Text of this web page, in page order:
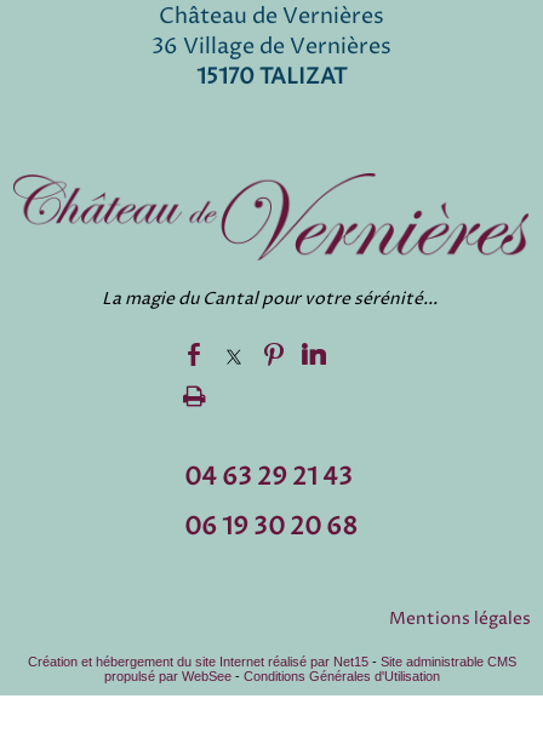
Château de Vernières
36 Village de Vernières
15170 TALIZAT
La magie du Cantal pour votre sérénité...
04 63 29 21 43
06 19 30 20 68
Mentions légales
Création et hébergement du site Internet réalisé par Net15- Site administrable CMS
propulsé par WebSee- Conditions Générales d'Utilisation